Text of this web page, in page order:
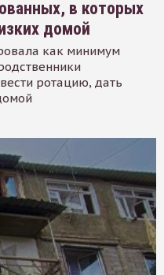
в которых
домой
как минимум
ротацию, дать